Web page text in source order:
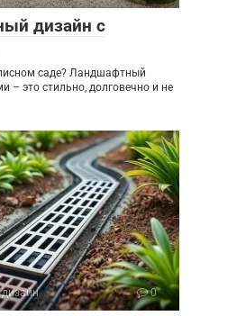
дизайн с
саде? Ландшафтный
– это стильно, долговечно и не
0